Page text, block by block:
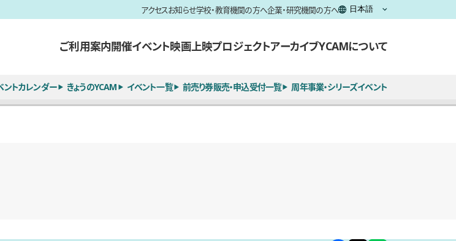
アクセスお知らせ学校・教育機関の方へ企業・研究機関の方へ
ご利用案内開催イベント映画上映プロジェクトアーカイブYCAMについて
ントカレンダー きょうのYCAM イベント一覧 前売り券販売・申込受付一覧 周年事業・シリーズイベント